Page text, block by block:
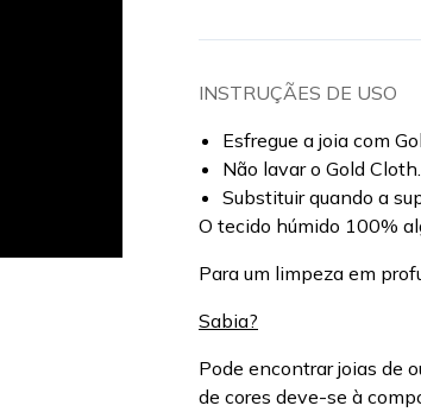
INSTRUÇÃES DE USO
Esfregue a joia com
Não lavar o Gold Cloth.
Substituir quando a
O tecido húmido 100%
Para um limpeza em
Sabia?
Pode encontrar joias de
de cores deve-se à